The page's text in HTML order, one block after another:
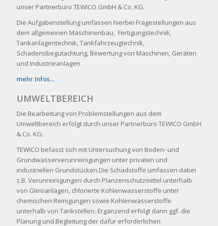
unser Partnerbüro TEWICO GmbH & Co. KG.
Die Aufgabenstellung umfassen hierbei Fragestellungen aus
dem allgemeinen Maschinenbau, Fertigungstechnik,
Tankanlagentechnik, Tankfahrzeugtechnik,
Schadensbegutachtung, Bewertung von Maschinen, Geräten
und Industrieanlagen
mehr Infos…
UMWELTBEREICH
Die Bearbeitung von Problemstellungen aus dem
Umweltbereich erfolgt durch unser Partnerbüro TEWICO GmbH
& Co. KG.
TEWICO befasst sich mit Untersuchung von Boden- und
Grundwasserverunreinigungen unter privaten und
industriellen Grundstücken.Die Schadstoffe umfassen dabei
z.B. Verunreinigungen durch Planzenschutzmittel unterhalb
von Gleisanlagen, chlorierte Kohlenwasserstoffe unter
chemischen Reinigungen sowie Kohlenwasserstoffe
unterhalb von Tankstellen. Ergänzend erfolgt dann ggf. die
Planung und Begleitung der dafür erforderlichen